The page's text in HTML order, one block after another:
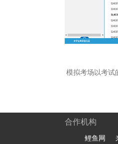
模拟考场以考试
合作机构
鲤鱼网